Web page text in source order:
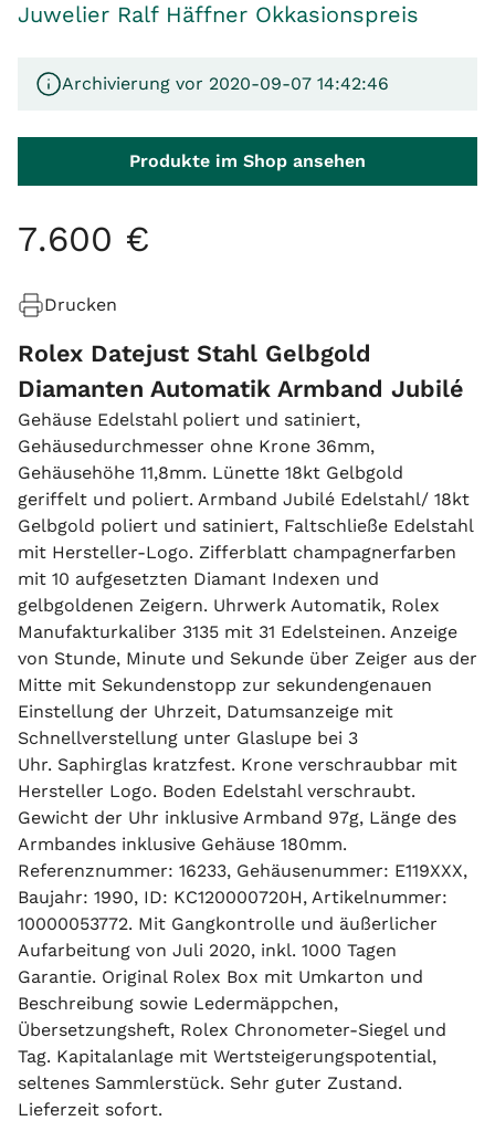
Juwelier Ralf Häffner Okkasionspreis
Archivierung vor 2020-09-07 14:42:46
Produkte im Shop ansehen
7.600 €
Drucken
Rolex Datejust Stahl Gelbgold
Diamanten Automatik Armband Jubilé
Gehäuse Edelstahl poliert und satiniert,
Gehäusedurchmesser ohne Krone 36mm,
Gehäusehöhe 11,8mm. Lünette 18kt Gelbgold
geriffelt und poliert. Armband Jubilé Edelstahl/ 18kt
Gelbgold poliert und satiniert, Faltschließe Edelstahl
mit Hersteller-Logo. Zifferblatt champagnerfarben
mit 10 aufgesetzten Diamant Indexen und
gelbgoldenen Zeigern. Uhrwerk Automatik, Rolex
Manufakturkaliber 3135 mit 31 Edelsteinen. Anzeige
von Stunde, Minute und Sekunde über Zeiger aus der
Mitte mit Sekundenstopp zur sekundengenauen
Einstellung der Uhrzeit, Datumsanzeige mit
Schnellverstellung unter Glaslupe bei 3
Uhr. Saphirglas kratzfest. Krone verschraubbar mit
Hersteller Logo. Boden Edelstahl verschraubt.
Gewicht der Uhr inklusive Armband 97g, Länge des
Armbandes inklusive Gehäuse 180mm.
Referenznummer: 16233, Gehäusenummer: E119XXX,
Baujahr: 1990, ID: KC120000720H, Artikelnummer:
10000053772. Mit Gangkontrolle und äußerlicher
Aufarbeitung von Juli 2020, inkl. 1000 Tagen
Garantie. Original Rolex Box mit Umkarton und
Beschreibung sowie Ledermäppchen,
Übersetzungsheft, Rolex Chronometer-Siegel und
Tag. Kapitalanlage mit Wertsteigerungspotential,
seltenes Sammlerstück. Sehr guter Zustand.
Lieferzeit sofort.